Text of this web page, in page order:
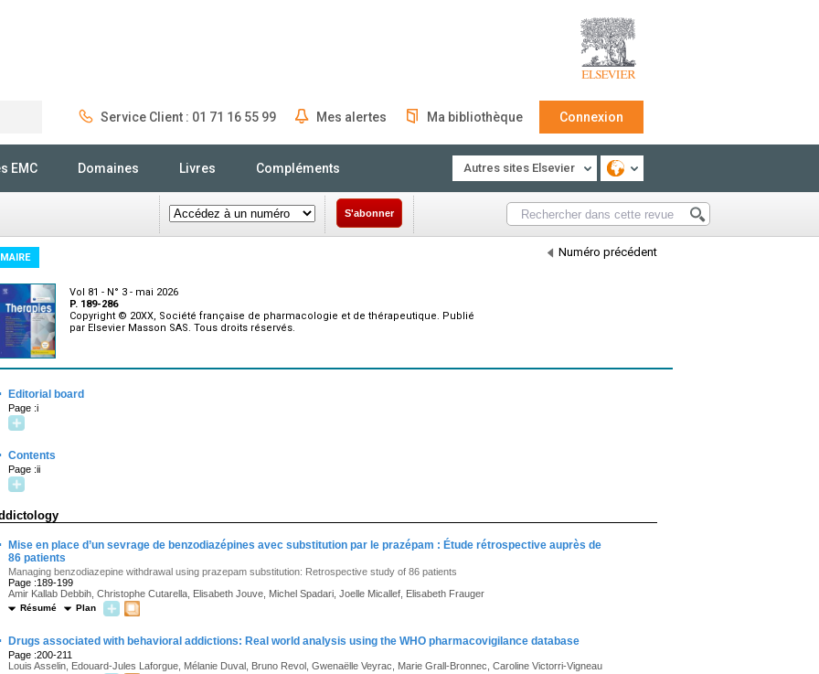
Service Client : 01 71 16 55 99 Mes alertes Ma bibliothèque Connexion
EMC Domaines Livres Compléments Autres sites Elsevier
S'abonner
Numéro précédent
Vol 81 - N° 3 - mai 2026
P. 189-286
Copyright © 20XX, Société française de pharmacologie et de thérapeutique. Publié
par Elsevier Masson SAS. Tous droits réservés.
Editorial board
Page :i
Contents
Page :ii
Mise en place d’un sevrage de benzodiazépines avec substitution par le prazépam : Étude rétrospective auprès de
86 patients
Managing benzodiazepine withdrawal using prazepam substitution: Retrospective study of 86 patients
Page :189-199
Amir Kallab Debbih, Christophe Cutarella, Elisabeth Jouve, Michel Spadari, Joelle Micallef, Elisabeth Frauger
Résumé Plan
Drugs associated with behavioral addictions: Real world analysis using the WHO pharmacovigilance database
Page :200-211
Louis Asselin, Edouard-Jules Laforgue, Mélanie Duval, Bruno Revol, Gwenaëlle Veyrac, Marie Grall-Bronnec, Caroline Victorri-Vigneau